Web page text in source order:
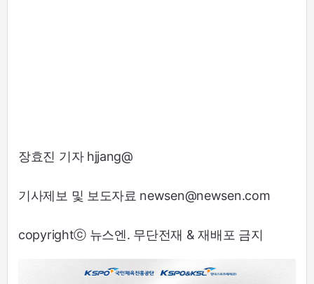
장효진 기자 hjjang@
기사제보 및 보도자료 newsen@newsen.com
copyrightⓒ 뉴스엔. 무단전재 & 재배포 금지